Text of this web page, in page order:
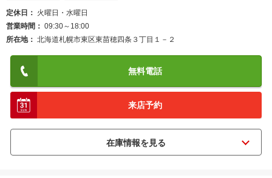
定休日
火曜日・水曜日
営業時間
09:30～18:00
所在地
北海道札幌市東区東苗穂四条３丁目１－２
無料電話
来店予約